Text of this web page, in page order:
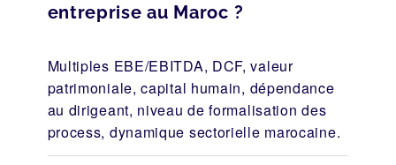
entreprise au Maroc ?
Multiples EBE/EBITDA, DCF, valeur
patrimoniale, capital humain, dépendance
au dirigeant, niveau de formalisation des
process, dynamique sectorielle marocaine.